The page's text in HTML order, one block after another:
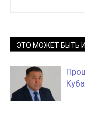
ЭТО МОЖЕТ БЫТЬ